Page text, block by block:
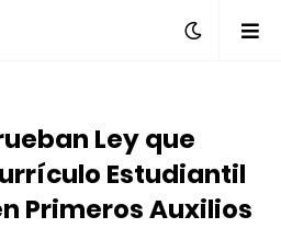
Ley que
Estudiantil
Primeros Auxilios